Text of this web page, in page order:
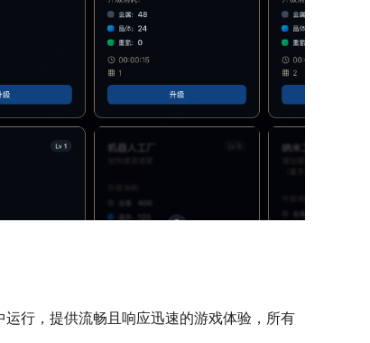
行，提供流畅且响应迅速的游戏体验，所有